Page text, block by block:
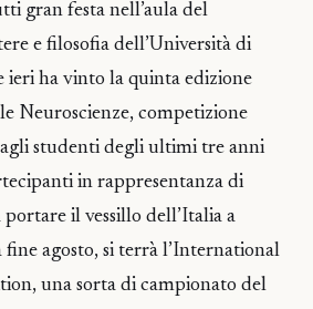
gran festa nell’aula del
e filosofia dell’Università di
ieri ha vinto la quinta edizione
Neuroscienze, competizione
studenti degli ultimi tre anni
in rappresentanza di
il vessillo dell’Italia a
fine agosto, si terrà l’International
una sorta di campionato del